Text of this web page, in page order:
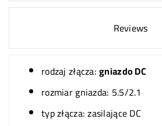
Reviews
rodzaj złącza:gniazdo DC
rozmiar gniazda: 5.5/2.1
typ złącza: zasilające DC